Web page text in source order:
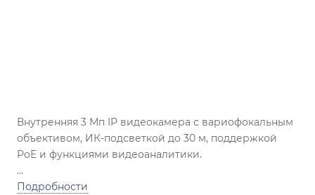
Внутренняя 3 Мп IP видеокамера с вариофокальным
объективом, ИК-подсветкой до 30 м, поддержкой
РоЕ и функциями видеоаналитики.
Технология: IP видеокамера
Подробности